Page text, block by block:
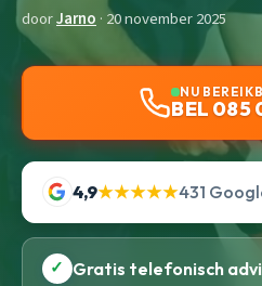
doorJarno · 20 november 2025
NU
BEL 085
4,9★★★★★431
✓ Gratis telefonisch